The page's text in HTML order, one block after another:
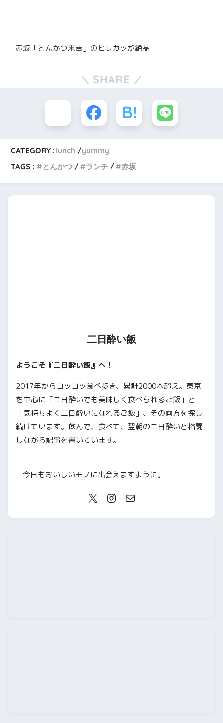
赤坂「とんかつ末吉」のヒレカツが絶品
SHARE
CATEGORY : lunch
yummy
TAGS :
とんかつ ランチ 赤坂
二日酔い飯
ようこそ『二日酔い飯』へ！
2017年からコツコツ食べ歩き、累計2000本超え。東京
を中心に「二日酔いでも美味しく食べられるご飯」と
「気持ちよく二日酔いになれるご飯」、その両方を探し
続けています。飲んで、食べて、翌朝の二日酔いと格闘
しながら記事を書いています。
—今日もおいしいモノに出会えますように。